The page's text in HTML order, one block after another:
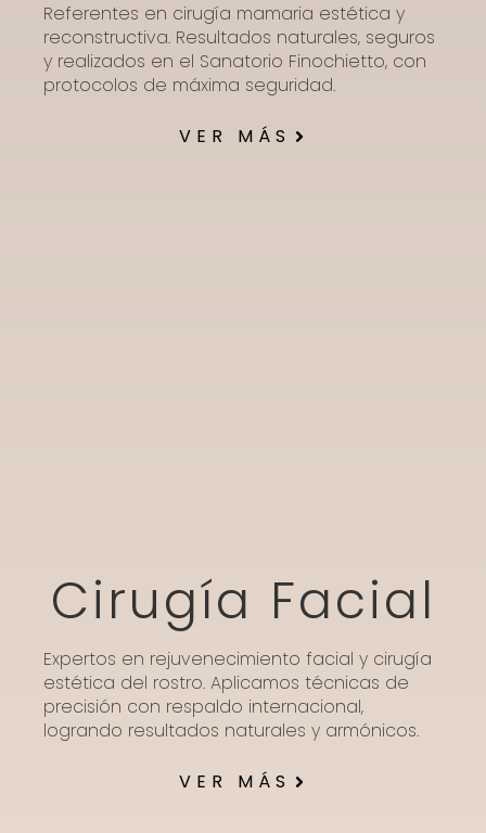
Referentes en cirugía mamaria estética y
reconstructiva. Resultados naturales, seguros
y realizados en el Sanatorio Finochietto, con
protocolos de máxima seguridad.
VER MÁS
Cirugía Facial
Expertos en rejuvenecimiento facial y cirugía
estética del rostro. Aplicamos técnicas de
precisión con respaldo internacional,
logrando resultados naturales y armónicos.
VER MÁS